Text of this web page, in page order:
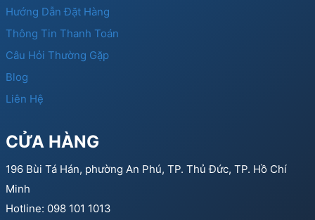
Hướng Dẫn Đặt Hàng
Thông Tin Thanh Toán
Câu Hỏi Thường Gặp
Blog
Liên Hệ
CỬA HÀNG
196 Bùi Tá Hán, phường An Phú, TP. Thủ Đức, TP. Hồ Chí
Minh
Hotline: 098 101 1013